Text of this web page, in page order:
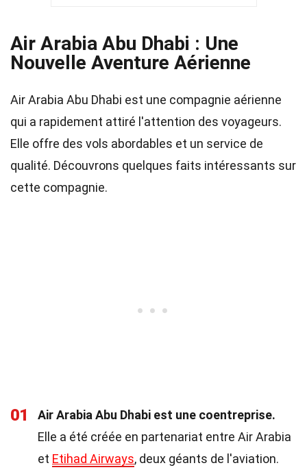
Air Arabia Abu Dhabi : Une
Nouvelle Aventure Aérienne
Air Arabia Abu Dhabi est une compagnie aérienne
qui a rapidement attiré l'attention des voyageurs.
Elle offre des vols abordables et un service de
qualité. Découvrons quelques faits intéressants sur
cette compagnie.
01
Air Arabia Abu Dhabi est une coentreprise.
Elle a été créée en partenariat entre Air Arabia
et Etihad Airways, deux géants de l'aviation.